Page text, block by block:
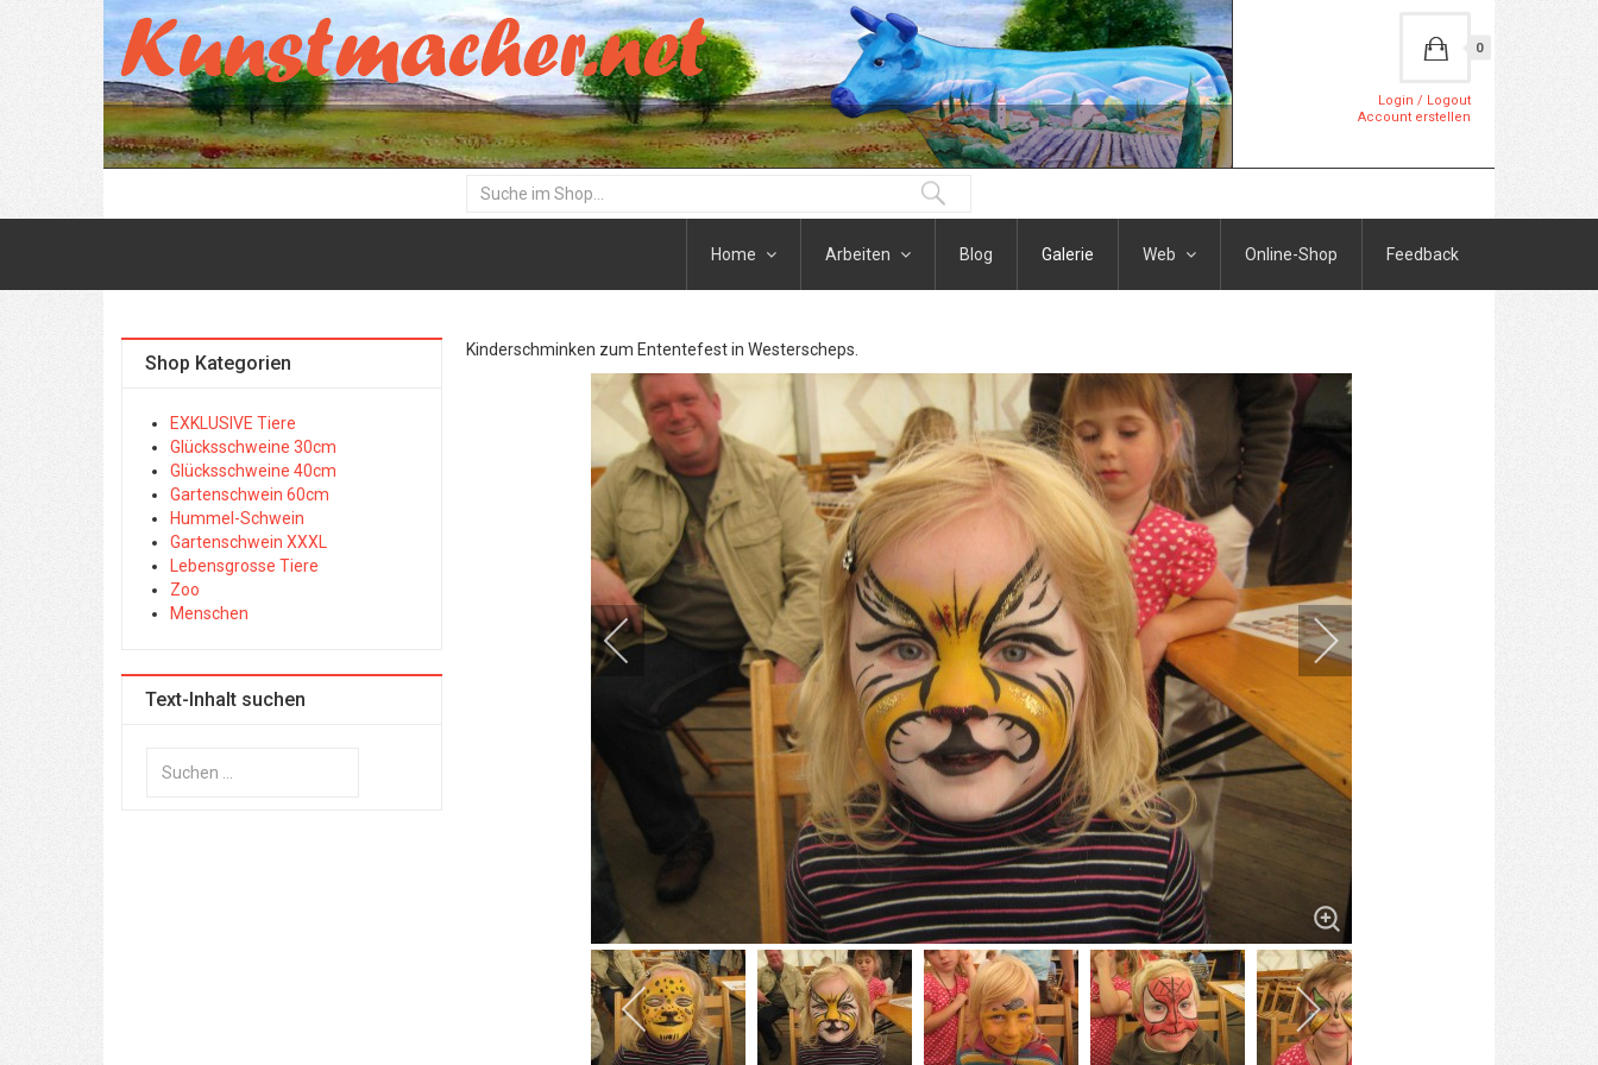
0
Login / Logout
Account erstellen
Home Arbeiten Blog Galerie Web Online-Shop Feedback
Kinderschminken zum Ententefest in Westerscheps.
Shop Kategorien
EXKLUSIVE Tiere
Glücksschweine 30cm
Glücksschweine 40cm
Gartenschwein 60cm
Hummel-Schwein
Gartenschwein XXXL
Lebensgrosse Tiere
Zoo
Menschen
Text-Inhalt suchen